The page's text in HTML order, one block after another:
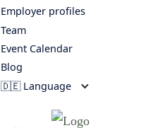
Employer profiles
Team
Event Calendar
Blog
🇩🇪 Language